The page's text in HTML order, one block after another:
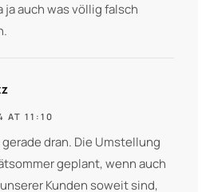
ja auch was völlig falsch
AT 11:10
gerade dran. Die Umstellung
geplant, wenn auch
Kunden soweit sind,